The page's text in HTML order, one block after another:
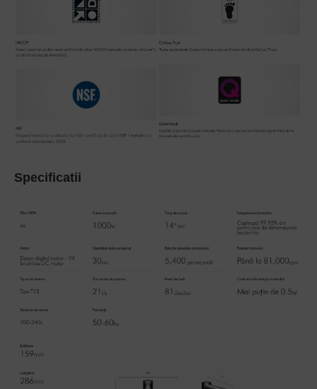
Specificatii